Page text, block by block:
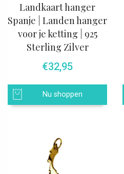
Landkaart hanger
Spanje | Landen hanger
voor je ketting | 925
Sterling Zilver
€32,95
Nu shoppen